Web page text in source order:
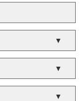
▼
▼
▼